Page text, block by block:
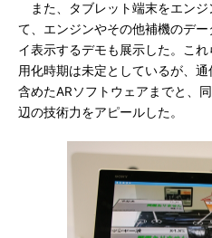
また、タブレット端末をエンジ
て、エンジンやその他補機のデ
イ表示するデモも展示した。こ
用化時期は未定としているが、
含めたARソフトウェアまでと、
辺の技術力をアピールした。